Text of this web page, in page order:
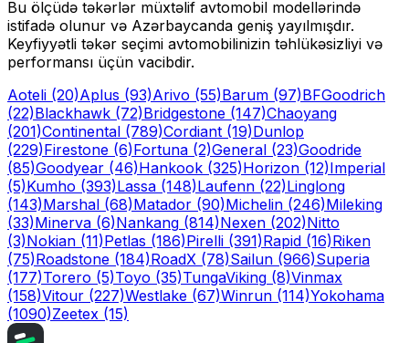
Bu ölçüdə təkərlər müxtəlif avtomobil modellərində
istifadə olunur və Azərbaycanda geniş yayılmışdır.
Keyfiyyətli təkər seçimi avtomobilinizin təhlükəsizliyi və
performansı üçün vacibdir.
Aoteli (20)Aplus (93)Arivo (55)Barum (97)BFGoodrich
(22)Blackhawk (72)Bridgestone (147)Chaoyang
(201)Continental (789)Cordiant (19)Dunlop
(229)Firestone (6)Fortuna (2)General (23)Goodride
(85)Goodyear (46)Hankook (325)Horizon (12)Imperial
(5)Kumho (393)Lassa (148)Laufenn (22)Linglong
(143)Marshal (68)Matador (90)Michelin (246)Mileking
(33)Minerva (6)Nankang (814)Nexen (202)Nitto
(3)Nokian (11)Petlas (186)Pirelli (391)Rapid (16)Riken
(75)Roadstone (184)RoadX (78)Sailun (966)Superia
(177)Torero (5)Toyo (35)TungaViking (8)Vinmax
(158)Vitour (227)Westlake (67)Winrun (114)Yokohama
(1090)Zeetex (15)